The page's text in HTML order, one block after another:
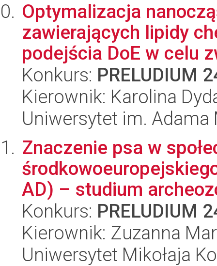
Optymalizacja
zawierających lipidy
podejścia DoE w celu
Konkurs: PRELUDIUM
Kierownik: Karolina
Uniwersytet im.
Znaczenie psa w
AD) – studium
Konkurs: PRELUDIUM
Kierownik: Zuzanna
Uniwersytet Mikołaja